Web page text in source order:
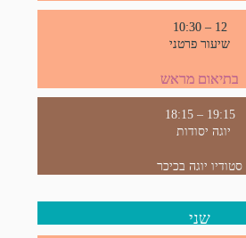
10:30 – 12
שיעור פרטני
בתיאום מראש
18:15 – 19:15
יוגה יסודות
סטודיו יוגה בכיכר
שני